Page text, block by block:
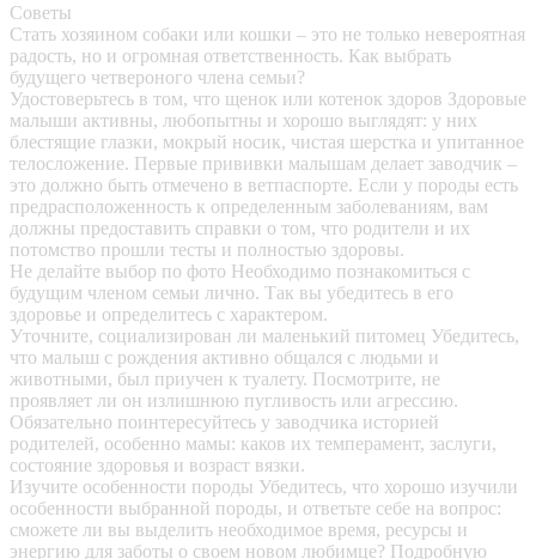
Советы
Стать хозяином собаки или кошки – это не только невероятная
радость, но и огромная ответственность. Как выбрать
будущего четвероного члена семьи?
Удостоверьтесь в том, что щенок или котенок здоров Здоровые
малыши активны, любопытны и хорошо выглядят: у них
блестящие глазки, мокрый носик, чистая шерстка и упитанное
телосложение. Первые прививки малышам делает заводчик –
это должно быть отмечено в ветпаспорте. Если у породы есть
предрасположенность к определенным заболеваниям, вам
должны предоставить справки о том, что родители и их
потомство прошли тесты и полностью здоровы.
Не делайте выбор по фото Необходимо познакомиться с
будущим членом семьи лично. Так вы убедитесь в его
здоровье и определитесь с характером.
Уточните, социализирован ли маленький питомец Убедитесь,
что малыш с рождения активно общался с людьми и
животными, был приучен к туалету. Посмотрите, не
проявляет ли он излишнюю пугливость или агрессию.
Обязательно поинтересуйтесь у заводчика историей
родителей, особенно мамы: каков их темперамент, заслуги,
состояние здоровья и возраст вязки.
Изучите особенности породы Убедитесь, что хорошо изучили
особенности выбранной породы, и ответьте себе на вопрос:
сможете ли вы выделить необходимое время, ресурсы и
энергию для заботы о своем новом любимце? Подробную